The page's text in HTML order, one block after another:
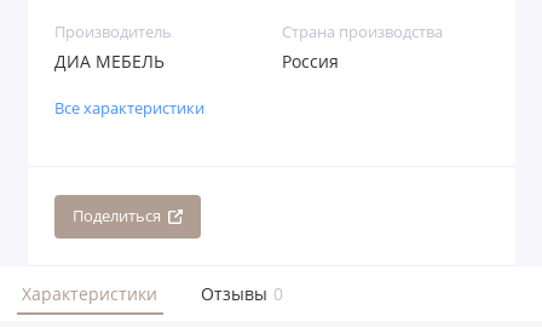
Производитель
ДИА МЕБЕЛЬ
Страна производства
Россия
Все характеристики
Поделиться
Характеристики Отзывы 0